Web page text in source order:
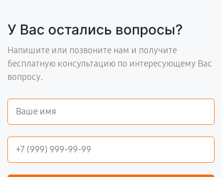
У Вас остались вопросы?
Напишите или позвоните нам и получите
бесплатную консультацию по интересующему Вас
вопросу.